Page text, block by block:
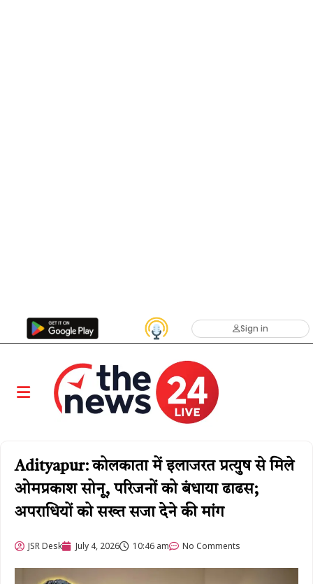
Sign in
Adityapur: कोलकाता में इलाजरत प्रत्युष से मिले
ओमप्रकाश सोनू, परिजनों को बंधाया ढाढस;
अपराधियों को सख्त सजा देने की मांग
JSR Desk July 4, 2026 10:46 am No Comments